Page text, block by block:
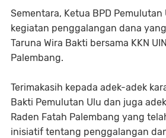
Sementara, Ketua BPD
kegiatan penggalangan dana
Taruna Wira Bakti bersama KKN
Palembang.
Terimakasih kepada adek-adek
Bakti Pemulutan Ulu dan juga
Raden Fatah Palembang yang
inisiatif tentang penggalangan